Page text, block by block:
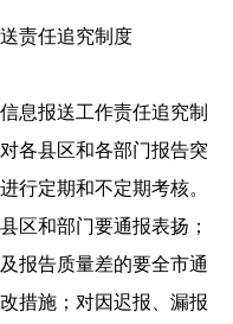
责任追究制度
息报送工作责任追究制
各县区和各部门报告突
行定期和不定期考核。
区和部门要通报表扬；
报告质量差的要全市通
措施；对因迟报、漏报